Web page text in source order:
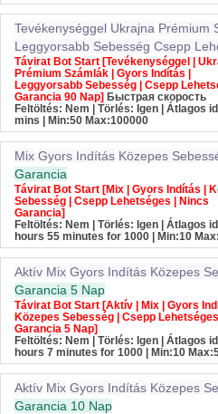
Tevékenységgel Ukrajna Prémium
Leggyorsabb Sebesség Csepp
Távirat Bot Start [Tevékenységgel |
Prémium Számlák | Gyors Indítás |
Leggyorsabb Sebesség | Csepp
Garancia 90 Nap] Быстрая скорость
Feltöltés: Nem | Törlés: Igen | Átlagos
mins
| Min:50 Max:100000
Mix Gyors Indítás Közepes
Garancia
Távirat Bot Start [Mix | Gyors Indítás |
Sebesség | Csepp Lehetséges | Nincs
Garancia]
Feltöltés: Nem | Törlés: Igen | Átlagos
hours 55 minutes for 1000
| Min:10
Aktív Mix Gyors Indítás Közepes
Garancia 5 Nap
Távirat Bot Start [Aktív | Mix | Gyors
Közepes Sebesség | Csepp Lehetséges |
Garancia 5 Nap]
Feltöltés: Nem | Törlés: Igen | Átlagos
hours 7 minutes for 1000
| Min:10
Aktív Mix Gyors Indítás Közepes
Garancia 10 Nap